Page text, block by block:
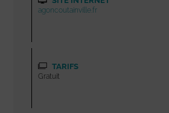
agoncoutainville.fr
TARIFS
Gratuit